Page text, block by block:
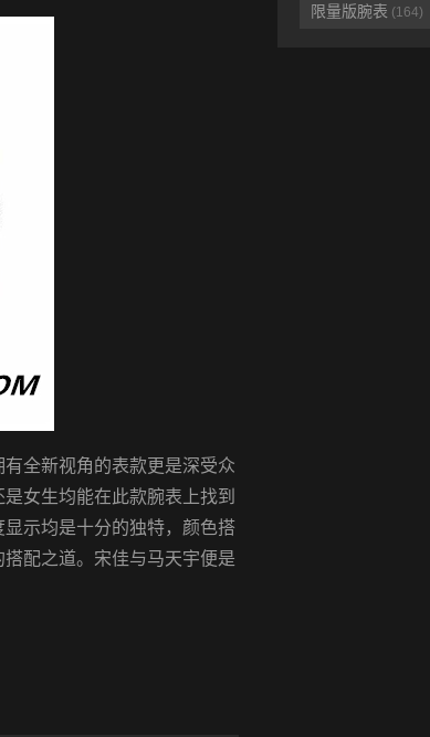
全新视角的表款更是深受众
女生均能在此款腕表上找到
示均是十分的独特，颜色搭
配之道。宋佳与马天宇便是
限量版腕表 (164)